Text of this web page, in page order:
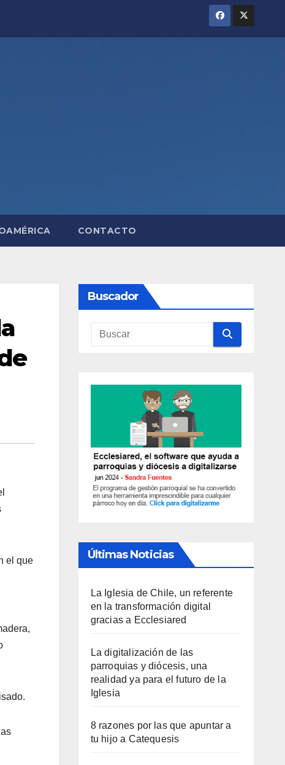
CONTACTO
el que
Buscador
Últimas Noticias
La Iglesia de Chile, un referente
en la transformación digital
gracias a Ecclesiared
La digitalización de las
parroquias y diócesis, una
realidad ya para el futuro de la
Iglesia
8 razones por las que apuntar a
tu hijo a Catequesis